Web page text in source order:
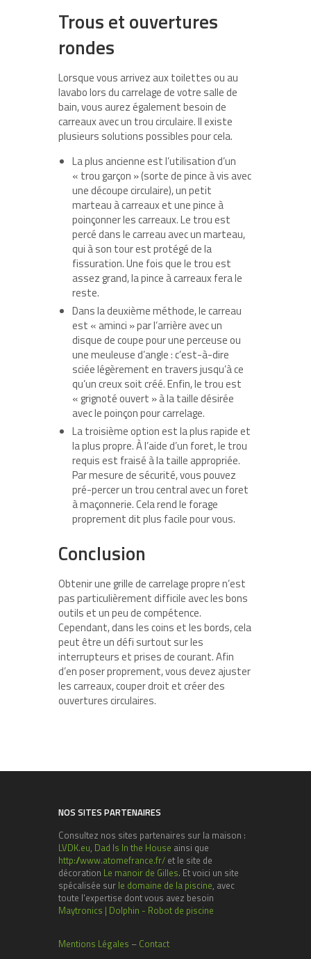
Trous et ouvertures
rondes
Lorsque vous arrivez aux toilettes ou au
lavabo lors du carrelage de votre salle de
bain, vous aurez également besoin de
carreaux avec un trou circulaire. Il existe
plusieurs solutions possibles pour cela.
La plus ancienne est l’utilisation d’un
« trou garçon » (sorte de pince à vis avec
une découpe circulaire), un petit
marteau à carreaux et une pince à
poinçonner les carreaux. Le trou est
percé dans le carreau avec un marteau,
qui à son tour est protégé de la
fissuration. Une fois que le trou est
assez grand, la pince à carreaux fera le
reste.
Dans la deuxième méthode, le carreau
est « aminci » par l’arrière avec un
disque de coupe pour une perceuse ou
une meuleuse d’angle : c’est-à-dire
sciée légèrement en travers jusqu’à ce
qu’un creux soit créé. Enfin, le trou est
« grignoté ouvert » à la taille désirée
avec le poinçon pour carrelage.
La troisième option est la plus rapide et
la plus propre. À l’aide d’un foret, le trou
requis est fraisé à la taille appropriée.
Par mesure de sécurité, vous pouvez
pré-percer un trou central avec un foret
à maçonnerie. Cela rend le forage
proprement dit plus facile pour vous.
Conclusion
Obtenir une grille de carrelage propre n’est
pas particulièrement difficile avec les bons
outils et un peu de compétence.
Cependant, dans les coins et les bords, cela
peut être un défi surtout sur les
interrupteurs et prises de courant. Afin
d’en poser proprement, vous devez ajuster
les carreaux, couper droit et créer des
ouvertures circulaires.
NOS SITES PARTENAIRES
Consultez nos sites partenaires sur la maison :
LVDK.eu, Dad Is In the House ainsi que
http://www.atomefrance.fr/ et le site de
décoration Le manoir de Gilles. Et voici un site
spécalisée sur le domaine de la piscine, avec
toute l'expertise dont vous avez besoin
Maytronics | Dolphin - Robot de piscine
Mentions Légales – Contact